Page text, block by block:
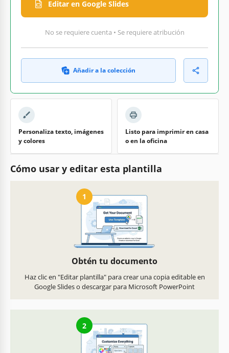
Editar en Google Slides
No se requiere cuenta • Se requiere atribución
Añadir a la colección
Personaliza texto, imágenes
y colores
Listo para imprimir en casa
o en la oficina
Cómo usar y editar esta plantilla
1
Obtén tu documento
Haz clic en "Editar plantilla" para crear una copia editable en
Google Slides o descargar para Microsoft PowerPoint
2